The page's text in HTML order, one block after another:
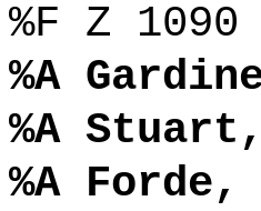
%F Z 1090
%A
%A
%A